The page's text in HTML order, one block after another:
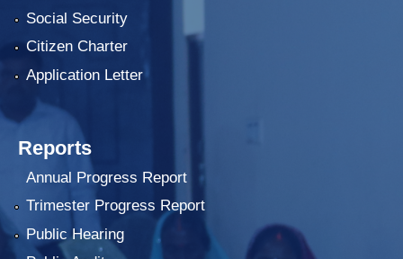
Social Security
Citizen Charter
Application Letter
Reports
Annual Progress Report
Trimester Progress Report
Public Hearing